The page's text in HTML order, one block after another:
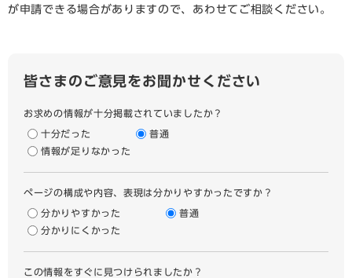
が申請できる場合がありますので、あわせてご相談ください。
皆さまのご意見をお聞かせください
お求めの情報が十分掲載されていましたか？
十分だった
普通
情報が足りなかった
ページの構成や内容、表現は分かりやすかったですか？
分かりやすかった
普通
分かりにくかった
この情報をすぐに見つけられましたか？